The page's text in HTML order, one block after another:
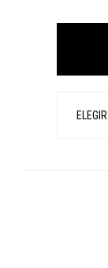
Primary